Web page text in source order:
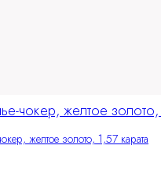
желтое золото, 1,57 карата